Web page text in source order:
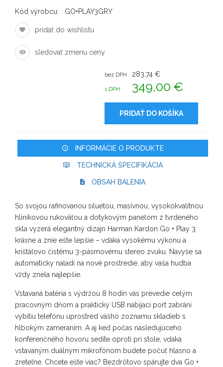
Kód výrobcu: GO+PLAY3GRY
pridať do wishlistu
sledovať zmenu ceny
bez DPH 283,74 €
s DPH 349,00 €
PRIDAŤ DO KOŠÍKA
INFORMÁCIE O PRODUKTE
TECHNICKÁ ŠPECIFIKÁCIA
OBSAH BALENIA
So svojou rafinovanou siluetou, masívnou, vysokokvalitnou
hliníkovou rukoväťou a dotykovým panelom z tvrdeného
skla vyzerá elegantný dizajn Harman Kardon Go + Play 3
krásne a znie ešte lepšie – vďaka vysokému výkonu a
krištáľovo čistému 3-pásmovému stereo zvuku. Navyše sa
automaticky naladí na nové prostredie, aby vaša hudba
vždy znela najlepšie.
Vstavaná batéria s výdržou 8 hodín vás prevedie celým
pracovným dňom a praktický USB nabíjací port zabráni
vybitiu telefónu uprostred vášho zoznamu skladieb s
hlbokým zameraním. A aj keď počas nasledujúceho
konferenčného hovoru sedíte oproti pri stole, vďaka
vstavaným duálnym mikrofónom budete počuť hlasno a
zreteľne. Chcete ešte viac? Bezdrôtovo spárujte dva Go +